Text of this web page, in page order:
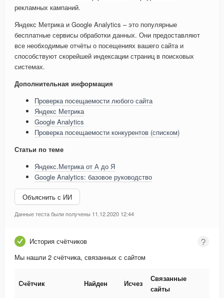
рекламных кампаний.
Яндекс Метрика и Google Analytics – это популярные
бесплатные сервисы обработки данных. Они предоставляют
все необходимые отчёты о посещениях вашего сайта и
способствуют скорейшей индексации страниц в поисковых
системах.
Дополнительная информация
Проверка посещаемости любого сайта
Яндекс Метрика
Google Analytics
Проверка посещаемости конкурентов (списком)
Статьи по теме
Яндекс.Метрика от А до Я
Google Analytics: базовое руководство
Объяснить с ИИ
Данные теста были получены 11.12.2020 12:44
История счётчиков
Мы нашли 2 счётчика, связанных с сайтом
Счётчик Найден Исчез
Связанные
сайты